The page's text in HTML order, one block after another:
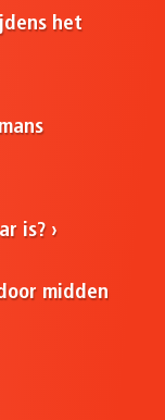
het
is?
midden